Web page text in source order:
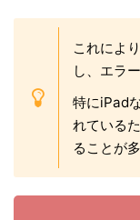
これによ
し、エラ
特にiPad
れている
ることが